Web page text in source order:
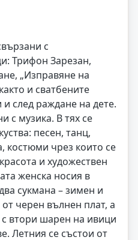
с
Трифон Зарезан,
„Изправяне на
и сватбените
след раждане на дете.
с музика. В тях се
песен, танц,
костюми чрез които се
и художествен
женска носия в
сукмана – зимен и
черен вълнен плат, а
втори шарен на ивици
Летния се състои от